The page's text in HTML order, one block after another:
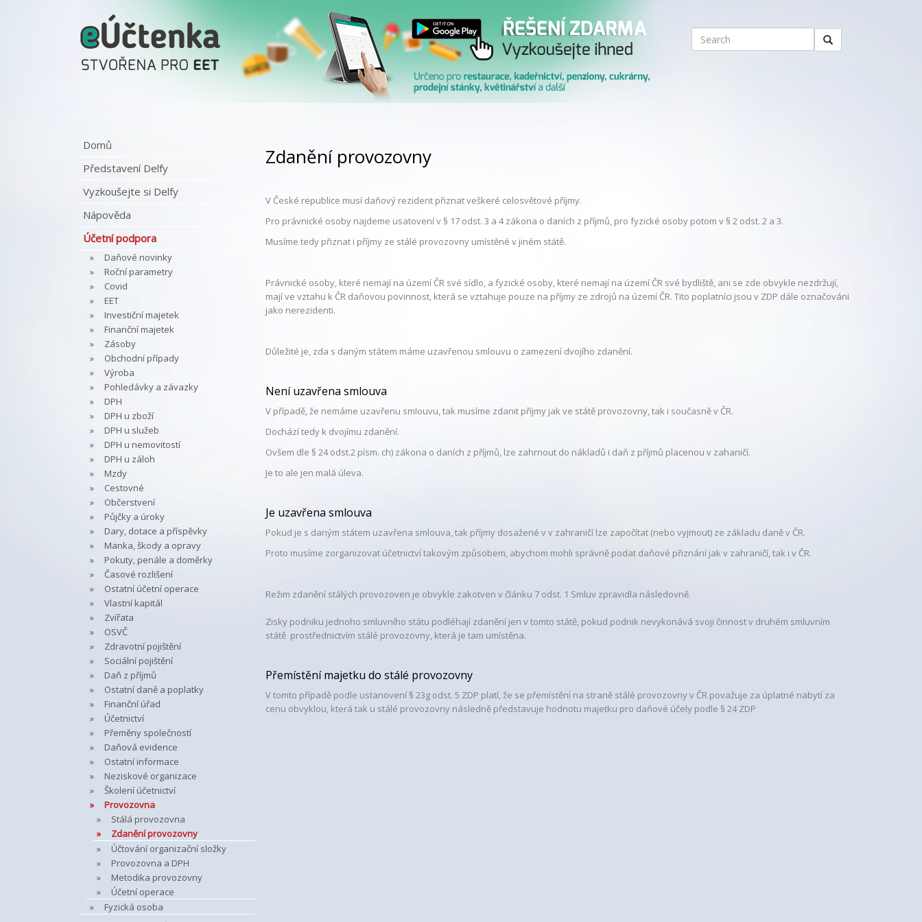
Domů
Představení Delfy
Vyzkoušejte si Delfy
Nápověda
Účetní podpora
Daňové novinky
Roční parametry
Covid
EET
Investiční majetek
Finanční majetek
Zásoby
Obchodní případy
Výroba
Pohledávky a závazky
DPH
DPH u zboží
DPH u služeb
DPH u nemovitostí
DPH u záloh
Mzdy
Cestovné
Občerstvení
Půjčky a úroky
Dary, dotace a příspěvky
Manka, škody a opravy
Pokuty, penále a doměrky
Časové rozlišení
Ostatní účetní operace
Vlastní kapitál
Zvířata
OSVČ
Zdravotní pojištění
Sociální pojištění
Daň z příjmů
Ostatní daně a poplatky
Finanční úřad
Účetnictví
Přeměny společností
Daňová evidence
Ostatní informace
Neziskové organizace
Školení účetnictví
Provozovna
Stálá provozovna
Zdanění provozovny
Účtování organizační složky
Provozovna a DPH
Metodika provozovny
Účetní operace
Fyzická osoba
Zdanění provozovny
V České republice musí daňový rezident přiznat veškeré celosvětové příjmy.
Pro právnické osoby najdeme usatovení v § 17 odst. 3 a 4 zákona o daních z příjmů, pro fyzické osoby potom v § 2 odst. 2 a 3.
Musíme tedy přiznat i příjmy ze stálé provozovny umístěné v jiném státě.
Právnické osoby, které nemají na území ČR své sídlo, a fyzické osoby, které nemají na území ČR své bydliště, ani se zde obvykle nezdržují,
mají ve vztahu k ČR daňovou povinnost, která se vztahuje pouze na příjmy ze zdrojů na území ČR. Tito poplatníci jsou v ZDP dále označováni
jako nerezidenti.
Důležité je, zda s daným státem máme uzavřenou smlouvu o zamezení dvojího zdanění.
Není uzavřena smlouva
V případě, že nemáme uzavřenu smlouvu, tak musíme zdanit příjmy jak ve státě provozovny, tak i současně v ČR.
Dochází tedy k dvojímu zdanění.
Ovšem dle § 24 odst.2 písm. ch) zákona o daních z příjmů, lze zahrnout do nákladů i daň z příjmů placenou v zahaničí.
Je to ale jen malá úleva.
Je uzavřena smlouva
Pokud je s daným státem uzavřena smlouva, tak příjmy dosažené v v zahraničí lze započítat (nebo vyjmout) ze základu daně v ČR.
Proto musíme zorganizovat účetnictví takovým způsobem, abychom mohli správně podat daňové přiznání jak v zahraničí, tak i v ČR.
Režim zdanění stálých provozoven je obvykle zakotven v článku 7 odst. 1 Smluv zpravidla následovně.
Zisky podniku jednoho smluvního státu podléhají zdanění jen v tomto státě, pokud podnik nevykonává svoji činnost v druhém smluvním
státě prostřednictvím stálé provozovny, která je tam umístěna.
Přemístění majetku do stálé provozovny
V tomto případě podle ustanovení § 23g odst. 5 ZDP platí, že se přemístění na straně stálé provozovny v ČR považuje za úplatné nabytí za
cenu obvyklou, která tak u stálé provozovny následně představuje hodnotu majetku pro daňové účely podle § 24 ZDP